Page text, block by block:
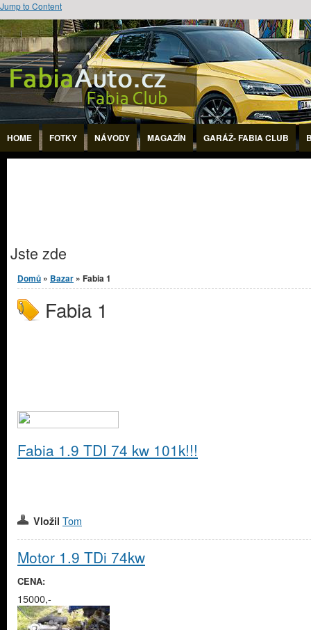
Jump to Content
HOME FOTKY NÁVODY MAGAZÍN GARÁŽ- FABIA CLUB
Jste zde
Domů » Bazar » Fabia 1
Fabia 1
Fabia 1.9 TDI 74 kw 101k!!!
Vložil Tom
Motor 1.9 TDi 74kw
CENA:
15000,-